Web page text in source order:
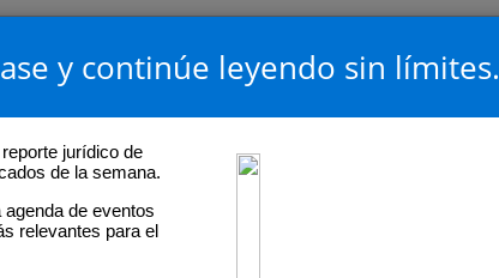
y continúe leyendo sin límites.
jurídico de
de la semana.
de eventos
relevantes para el